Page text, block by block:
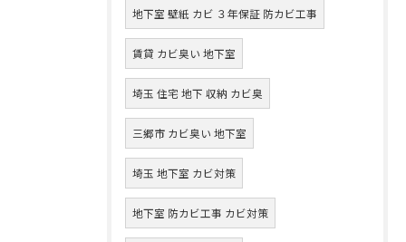
地下室 壁紙 カビ ３年保証 防カビ工事
賃貸 カビ臭い 地下室
埼玉 住宅 地下 収納 カビ臭
三郷市 カビ臭い 地下室
埼玉 地下室 カビ対策
地下室 防カビ工事 カビ対策